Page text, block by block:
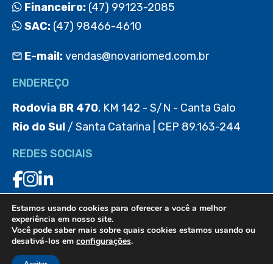
Financeiro: (47) 99123-2085
SAC: (47) 98466-4610
E-mail:vendas@novariomed.com.br
ENDEREÇO
Rodovia BR 470, KM 142 - S/N - Canta Galo
Rio do Sul / Santa Catarina | CEP 89.163-244
REDES SOCIAIS
BAIXE O APP
Estamos usando cookies para oferecer a você a melhor
experiência em nosso site.
Você pode saber mais sobre quais cookies estamos usando ou
desativá-los em configurações.